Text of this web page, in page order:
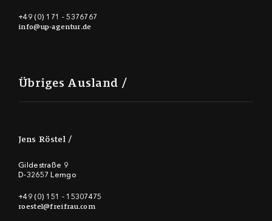
+49 (0) 171 - 5376767
info@up-agentur.de
Übriges Ausland
Jens Röstel
Gildestraße 9
D-32657 Lemgo
+49 (0) 151 - 15307475
roestel@freifrau.com